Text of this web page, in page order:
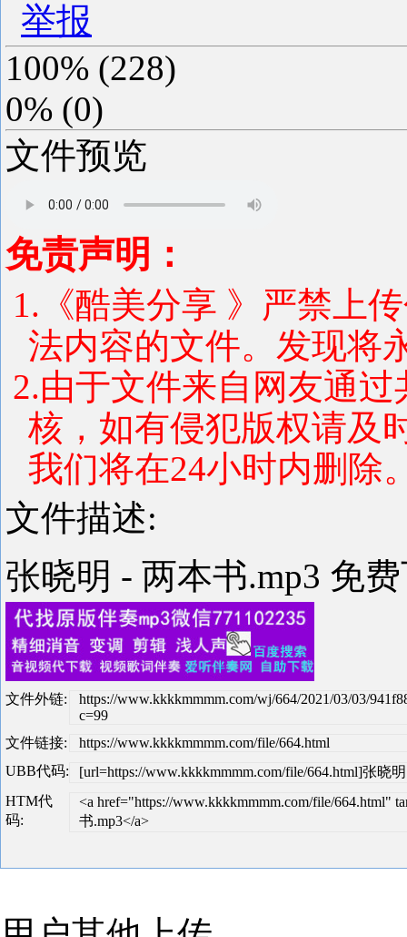
举报
100% (228)
0% (0)
文件预览
免责声明：
1.《酷美分享 》严禁上
法内容的文件。发现将
2.由于文件来自网友通
核，如有侵犯版权请及
我们将在24小时内删除
文件描述:
张晓明 - 两本书.mp3 免
文件外链:
https://www.kkkkmmmm.com/wj/664/2021/03/03/
c=99
文件链接:
https://www.kkkkmmmm.com/file/664.html
UBB代码:
[url=https://www.kkkkmmmm.com/file/664.html]张晓
HTM代
码:
<a href="https://www.kkkkmmmm.com/file/664.html"
书.mp3</a>